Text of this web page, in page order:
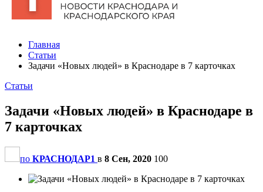
Главная
Статьи
Задачи «Новых людей» в Краснодаре в 7 карточках
Статьи
Задачи «Новых людей» в Краснодаре в
7 карточках
по КРАСНОДАР1 в 8 Сен, 2020 100